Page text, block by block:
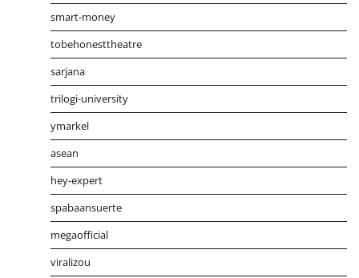
smart-money
tobehonesttheatre
sarjana
trilogi-university
ymarkel
asean
hey-expert
spabaansuerte
megaofficial
viralizou